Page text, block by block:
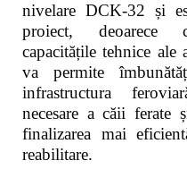
nivelare DCK-32 și
proiect, deoarece
capacitățile tehnice ale
va permite
infrastructura
necesare a căii ferate
finalizarea mai
reabilitare.